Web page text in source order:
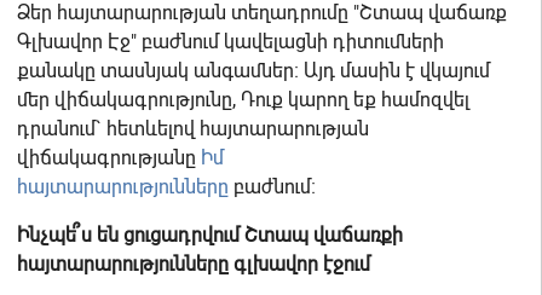
Ձեր հայտարարության տեղադրումը "Շտապ վաճառք
Գլխավոր Էջ" բաժնում կավելացնի դիտումների
քանակը տասնյակ անգամներ։ Այդ մասին է վկայում
մեր վիճակագրությունը, Դուք կարող եք համոզվել
դրանում` հետևելով հայտարարության
վիճակագրությանը Իմ
հայտարարությունները բաժնում։
Ինչպե՞ս են ցուցադրվում Շտապ վաճառքի
հայտարարությունները գլխավոր էջում